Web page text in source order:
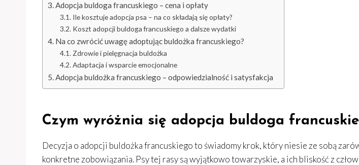
Adopcja buldoga francuskiego – cena i opłaty
Ile kosztuje adopcja psa – na co składają się opłaty?
Koszt adopcji buldoga francuskiego a dalsze wydatki
Na co zwrócić uwagę adoptując buldożka francuskiego?
Zdrowie i pielęgnacja buldożka
Adaptacja i wsparcie emocjonalne
Adopcja buldożka francuskiego – odpowiedzialność i satysfakcja
Czym wyróżnia się adopcja buldoga
Decyzja o adopcji buldożka francuskiego to świadomy krok, który niesie ze sobą
konkretne zobowiązania. Psy tej rasy są wyjątkowo towarzyskie, a ich bliskość z